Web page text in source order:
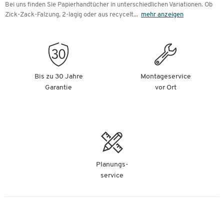
Bei uns finden Sie Papierhandtücher in unterschiedlichen Variationen. Ob
Zick-Zack-Falzung, 2-lagig oder aus recycelt... mehr anzeigen
Bis zu 30 Jahre
Garantie
Montageservice
vor Ort
Planungs-
service